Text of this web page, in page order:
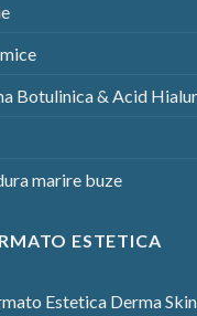
Botulinica & Acid
marire buze
ESTETICA
Estetica Derma